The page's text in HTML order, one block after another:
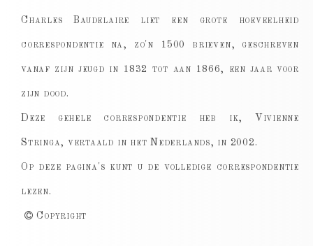
Charles Baudelaire liet een grote hoeveelheid
correspondentie na, zo'n 1500 brieven, geschreven
vanaf zijn jeugd in 1832 tot aan 1866, een jaar voor
zijn dood.
Deze gehele correspondentie heb ik, Vivienne
Stringa, vertaald in het Nederlands, in 2002.
Op deze pagina's kunt u de volledige correspondentie
lezen.
Copyright